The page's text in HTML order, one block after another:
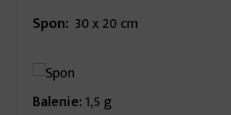
Spon: 30 x
Balenie: 1,5 g